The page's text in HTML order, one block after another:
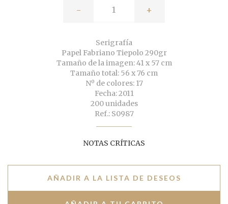
- +
Serigrafía
Papel Fabriano Tiepolo 290gr
Tamaño de la imagen: 41 x 57 cm
Tamaño total: 56 x 76 cm
Nº de colores: 17
Fecha: 2011
200 unidades
Ref.: S0987
NOTAS CRÍTICAS
AÑADIR A LA LISTA DE DESEOS